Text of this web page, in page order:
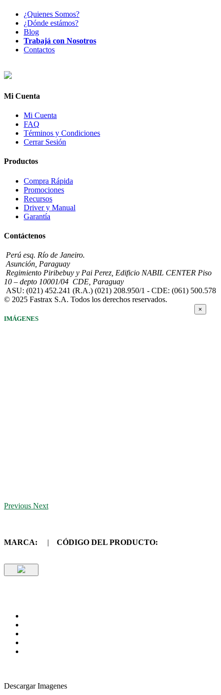
¿Quienes Somos?
¿Dónde estámos?
Blog
Trabajá con Nosotros
Contactos
Mi Cuenta
Mi Cuenta
FAQ
Términos y Condiciones
Cerrar Sesión
Productos
Compra Rápida
Promociones
Recursos
Driver y Manual
Garantía
Contáctenos
Perú esq. Río de Janeiro.
Asunción, Paraguay
Regimiento Piribebuy y Pai Perez, Edificio NABIL CENTER Piso
10 – depto 10001/04 CDE, Paraguay
ASU: (021) 452.241 (R.A.) (021) 208.950/1 - CDE: (061) 500.578
© 2025 Fastrax S.A. Todos los derechos reservados.
IMÁGENES
×
Previous Next
MARCA: | CÓDIGO DEL PRODUCTO:
Descargar Imagenes